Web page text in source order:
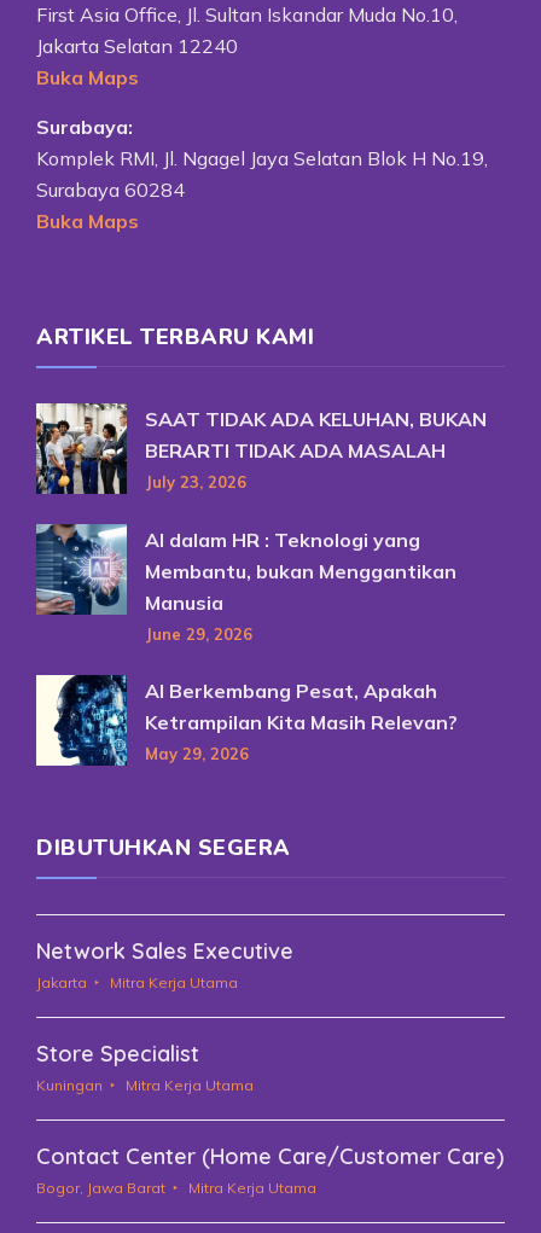
First Asia Office, Jl. Sultan Iskandar Muda No.10,
Jakarta Selatan 12240
Buka Maps
Surabaya:
Komplek RMI, Jl. Ngagel Jaya Selatan Blok H No.19,
Surabaya 60284
Buka Maps
ARTIKEL TERBARU KAMI
SAAT TIDAK ADA KELUHAN, BUKAN
BERARTI TIDAK ADA MASALAH
July 23, 2026
AI dalam HR : Teknologi yang
Membantu, bukan Menggantikan
Manusia
June 29, 2026
AI Berkembang Pesat, Apakah
Ketrampilan Kita Masih Relevan?
May 29, 2026
DIBUTUHKAN SEGERA
Network Sales Executive
Jakarta Mitra Kerja Utama
Store Specialist
Kuningan Mitra Kerja Utama
Contact Center (Home Care/Customer Care)
Bogor, Jawa Barat Mitra Kerja Utama